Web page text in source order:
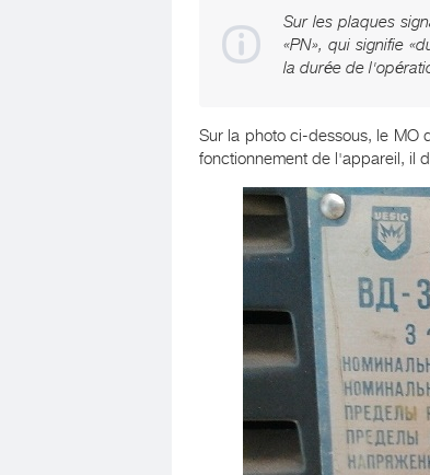
Sur les plaques
«PN», qui signifie
la durée de
Sur la photo ci-dessous, le MO
fonctionnement de l'appareil, il